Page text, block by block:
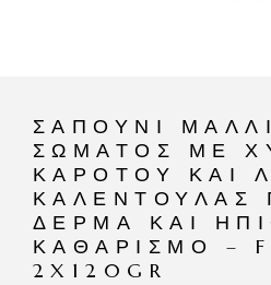
ΣΑΠΟΎΝΙ
ΣΏΜΑΤΟΣ ΜΕ
ΚΑΡΌΤΟΥ ΚΑΙ
ΚΑΛΈΝΤΟΥΛΑΣ
ΔΈΡΜΑ ΚΑΙ
ΚΑΘΑΡΙΣΜΌ –
2X120GR